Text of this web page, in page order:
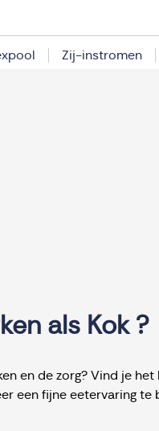
Zij-instromen
als Kok ?
en de zorg? Vind je
een fijne eetervaring